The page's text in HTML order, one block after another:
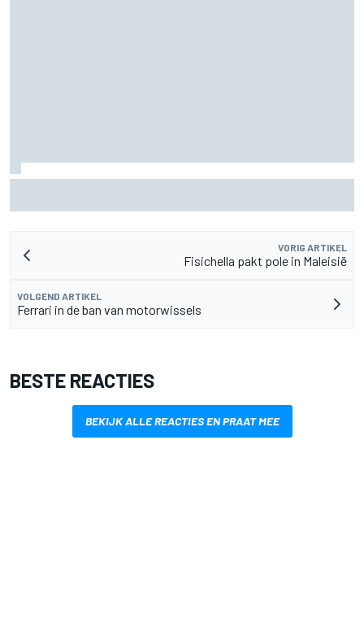
VORIG ARTIKEL
Fisichella pakt pole in Maleisië
VOLGEND ARTIKEL
Ferrari in de ban van motorwissels
BESTE REACTIES
BEKIJK ALLE REACTIES EN PRAAT MEE